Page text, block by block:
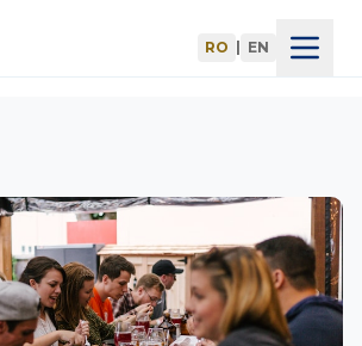
RO EN